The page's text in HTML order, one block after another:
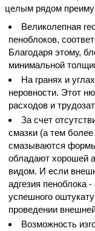
целым рядом
Великолепная
пеноблоков,
Благодаря этому,
минимальной
На гранях и
неровности. Этот
расходов и
За счет
смазки (а тем
смазываются
обладают хорошей
видом. И если
адгезия пеноблока
успешного
проведении
Возможность